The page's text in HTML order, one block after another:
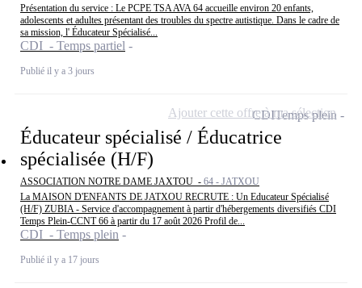
Présentation du service : Le PCPE TSA AVA 64 accueille environ 20 enfants,
adolescents et adultes présentant des troubles du spectre autistique. Dans le cadre de
sa mission, l' Éducateur Spécialisé...
CDI - Temps partiel
Publié il y a 3 jours
Éducateur spécialisé / Éducatrice
spécialisée (H/F)
ASSOCIATION NOTRE DAME JAXTOU - 64 - JATXOU
La MAISON D'ENFANTS DE JATXOU RECRUTE : Un Educateur Spécialisé
(H/F) ZUBIA - Service d'accompagnement à partir d'hébergements diversifiés CDI
Temps Plein-CCNT 66 à partir du 17 août 2026 Profil de...
CDI - Temps plein
Publié il y a 17 jours
CDITemps plein
Ajouter cette offre à ma sélection